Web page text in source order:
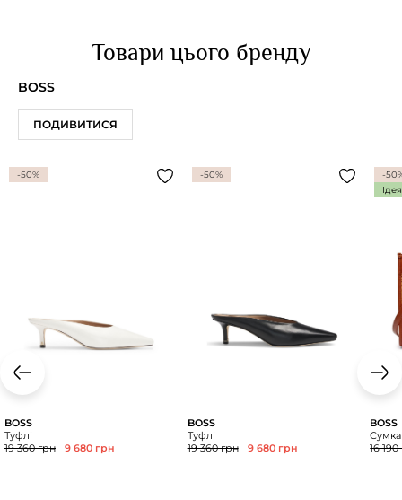
Товари цього бренду
BOSS
ПОДИВИТИСЯ
-50%
BOSS
Туфлі
19 360 грн
9 680 грн
-50%
BOSS
Туфлі
19 360 грн
9 680 грн
-
BOSS
16